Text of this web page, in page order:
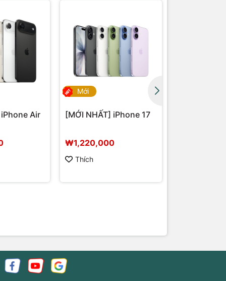
Air
Mới
[MỚI NHẤT] iPhone 17
₩1,220,000
Thích